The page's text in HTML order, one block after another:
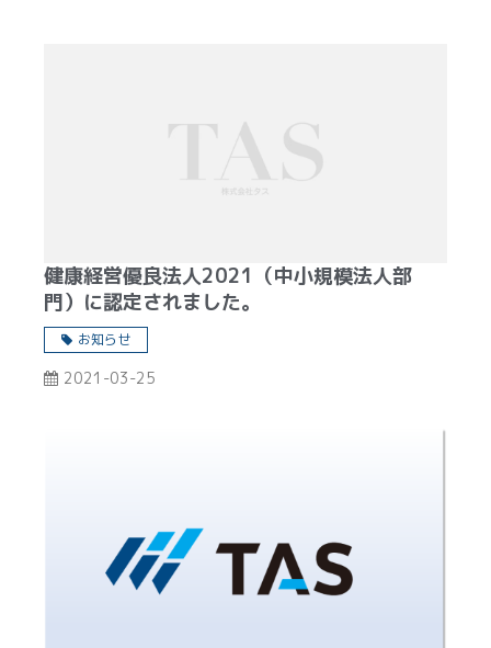
健康経営優良法人2021（中小規模法人部
門）に認定されました。
お知らせ
2021-03-25